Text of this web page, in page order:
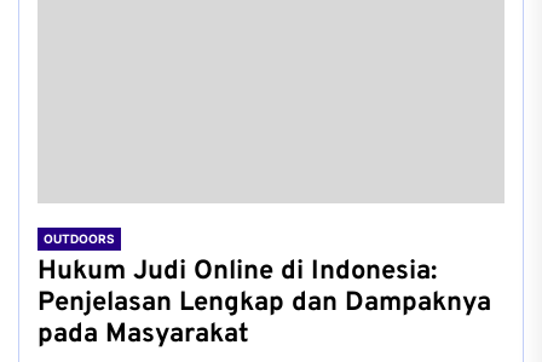
OUTDOORS
Hukum Judi Online di Indonesia:
Penjelasan Lengkap dan Dampaknya
pada Masyarakat